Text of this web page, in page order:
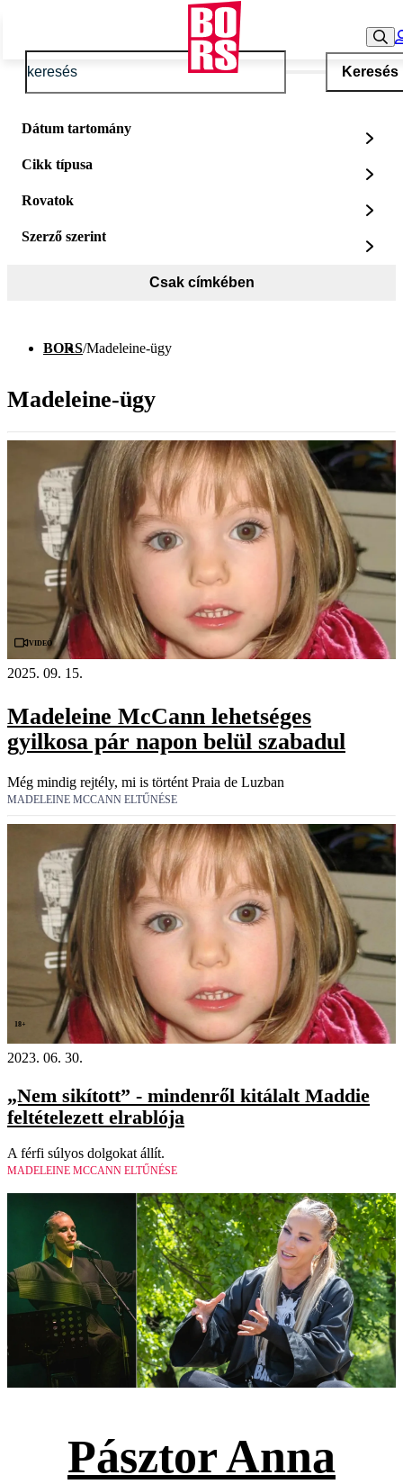
Keresés
Dátum tartomány
Cikk típusa
Rovatok
Szerző szerint
Csak címkében
BORS/Madeleine-ügy
Madeleine-ügy
Videó
2025. 09. 15.
Madeleine McCann lehetséges
gyilkosa pár napon belül szabadul
Még mindig rejtély, mi is történt Praia de Luzban
MADELEINE MCCANN ELTŰNÉSE
18+
2023. 06. 30.
„Nem sikított” - mindenről kitálalt Maddie
feltételezett elrablója
A férfi súlyos dolgokat állít.
MADELEINE MCCANN ELTŰNÉSE
Pásztor Anna